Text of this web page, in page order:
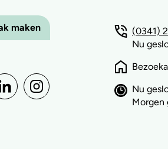
maken
(0341)
Nu
Nu
Morgen